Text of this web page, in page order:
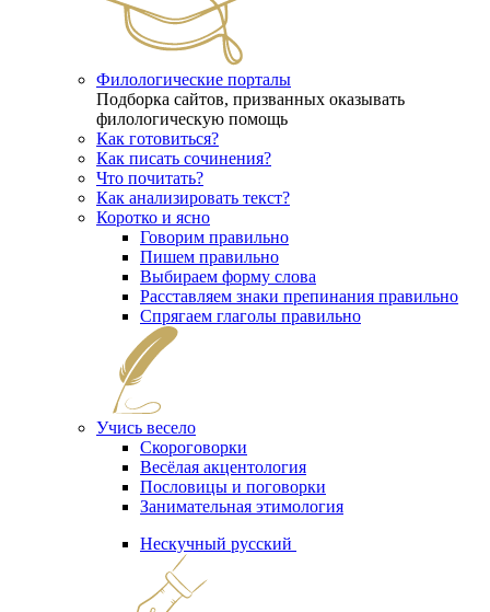
Филологические порталы
Подборка сайтов, призванных оказывать
филологическую помощь
Как готовиться?
Как писать сочинения?
Что почитать?
Как анализировать текст?
Коротко и ясно
Говорим правильно
Пишем правильно
Выбираем форму слова
Расставляем знаки препинания правильно
Спрягаем глаголы правильно
Учись весело
Скороговорки
Весёлая акцентология
Пословицы и поговорки
Занимательная этимология
Нескучный русский